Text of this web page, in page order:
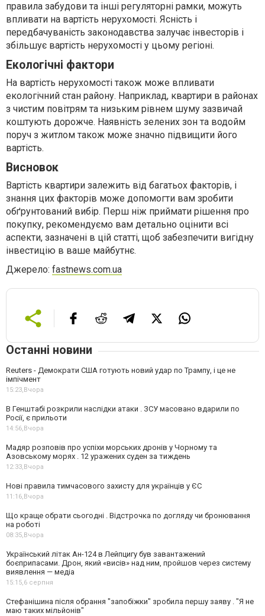
правила забудови та інші регуляторні рамки, можуть
впливати на вартість нерухомості. Ясність і
передбачуваність законодавства залучає інвесторів і
збільшує вартість нерухомості у цьому регіоні.
Екологічні фактори
На вартість нерухомості також може впливати
екологічний стан району. Наприклад, квартири в районах
з чистим повітрям та низьким рівнем шуму зазвичай
коштують дорожче. Наявність зелених зон та водойм
поруч з житлом також може значно підвищити його
вартість.
Висновок
Вартість квартири залежить від багатьох факторів, і
знання цих факторів може допомогти вам зробити
обґрунтований вибір. Перш ніж приймати рішення про
покупку, рекомендуємо вам детально оцінити всі
аспекти, зазначені в цій статті, щоб забезпечити вигідну
інвестицію в ваше майбутнє.
Джерело: fastnews.com.ua
Останні новини
Reuters - Демократи США готують новий удар по Трампу, і це не
імпічмент
15:23, Вчора
В Генштабі розкрили наслідки атаки . ЗСУ масовано вдарили по
Росії, є прильоти
14:56, Вчора
Мадяр розповів про успіхи морських дронів у Чорному та
Азовському морях . 12 уражених суден за тиждень
12:33, Вчора
Нові правила тимчасового захисту для українців у ЄС
11:16, Вчора
Що краще обрати сьогодні . Відстрочка по догляду чи бронювання
на роботі
08:35, Вчора
Український літак Ан-124 в Лейпцигу був завантажений
боєприпасами. Дрон, який «висів» над ним, пройшов через систему
виявлення — медіа
15:15,6 серпня
Стефанішина після обрання "запобіжки" зробила першу заяву . "Я не
маю таких мільйонів"